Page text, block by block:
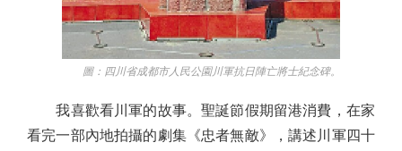
圖：四川省成都市人民公園川軍抗日陣亡將士紀念碑。
我喜歡看川軍的故事。聖誕節假期留港消費，在家
看完一部內地拍攝的劇集《忠者無敵》，講述川軍四十